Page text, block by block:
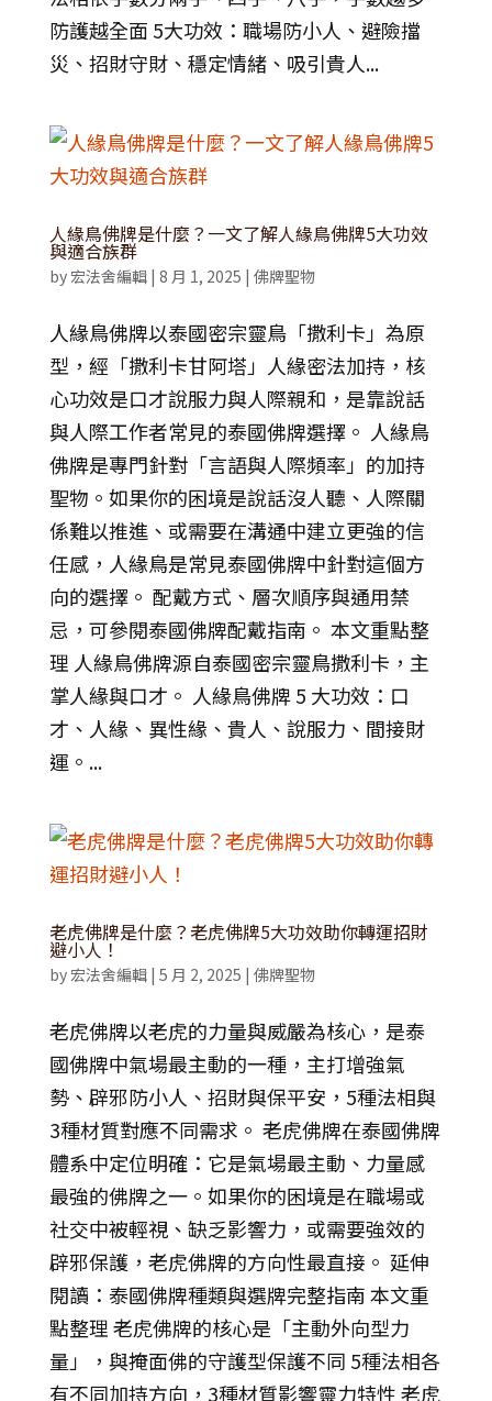
防護越全面 5大功效：職場防小人、避險擋
災、招財守財、穩定情緒、吸引貴人...
人緣鳥佛牌是什麼？一文了解人緣鳥佛牌5大功效
與適合族群
by 宏法舍編輯| 8 月 1, 2025 | 佛牌聖物
人緣鳥佛牌以泰國密宗靈鳥「撒利卡」為原
型，經「撒利卡甘阿塔」人緣密法加持，核
心功效是口才說服力與人際親和，是靠說話
與人際工作者常見的泰國佛牌選擇。 人緣鳥
佛牌是專門針對「言語與人際頻率」的加持
聖物。如果你的困境是說話沒人聽、人際關
係難以推進、或需要在溝通中建立更強的信
任感，人緣鳥是常見泰國佛牌中針對這個方
向的選擇。 配戴方式、層次順序與通用禁
忌，可參閱泰國佛牌配戴指南。 本文重點整
理 人緣鳥佛牌源自泰國密宗靈鳥撒利卡，主
掌人緣與口才。 人緣鳥佛牌 5 大功效：口
才、人緣、異性緣、貴人、說服力、間接財
運。...
老虎佛牌是什麼？老虎佛牌5大功效助你轉運招財
避小人！
by 宏法舍編輯| 5 月 2, 2025 | 佛牌聖物
老虎佛牌以老虎的力量與威嚴為核心，是泰
國佛牌中氣場最主動的一種，主打增強氣
勢、辟邪防小人、招財與保平安，5種法相與
3種材質對應不同需求。 老虎佛牌在泰國佛牌
體系中定位明確：它是氣場最主動、力量感
最強的佛牌之一。如果你的困境是在職場或
社交中被輕視、缺乏影響力，或需要強效的
辟邪保護，老虎佛牌的方向性最直接。 延伸
閱讀：泰國佛牌種類與選牌完整指南 本文重
點整理 老虎佛牌的核心是「主動外向型力
量」，與掩面佛的守護型保護不同 5種法相各
有不同加持方向，3種材質影響靈力特性 老虎